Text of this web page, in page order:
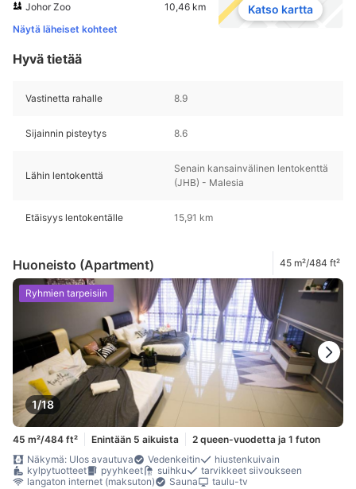
Johor Zoo
10,46 km
Näytä läheiset kohteet
Katso kartta
Hyvä tietää
Vastinetta rahalle 8.9
Sijainnin pisteytys 8.6
Lähin lentokenttä
Senain kansainvälinen lentokenttä
(JHB) - Malesia
Etäisyys lentokentälle 15,91 km
Huoneisto (Apartment) 45 m²/484 ft²
1/18
Ryhmien tarpeisiin
45 m²/484 ft² Enintään 5 aikuista
2 queen-vuodetta ja 1 futon
Näkymä: Ulos avautuva
Vedenkeitin
hiustenkuivain
kylpytuotteet
pyyhkeet suihku
tarvikkeet siivoukseen
langaton internet (maksuton)
Sauna taulu-tv